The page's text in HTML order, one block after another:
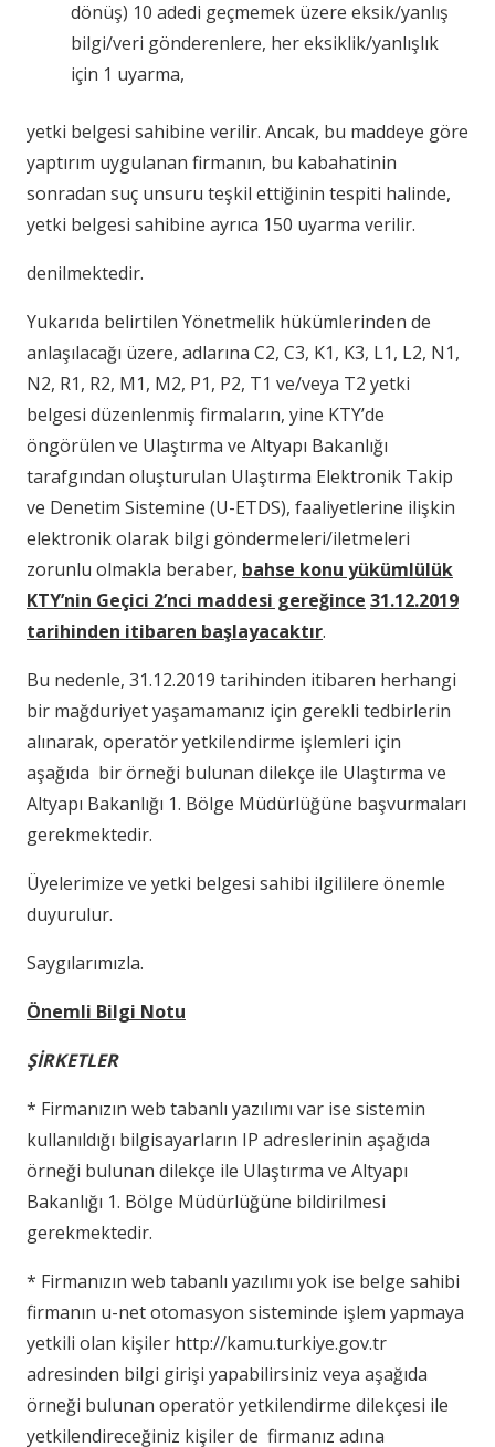
dönüş) 10 adedi geçmemek üzere eksik/yanlış
bilgi/veri gönderenlere, her eksiklik/yanlışlık
için 1 uyarma,
yetki belgesi sahibine verilir. Ancak, bu maddeye göre
yaptırım uygulanan firmanın, bu kabahatinin
sonradan suç unsuru teşkil ettiğinin tespiti halinde,
yetki belgesi sahibine ayrıca 150 uyarma verilir.
denilmektedir.
Yukarıda belirtilen Yönetmelik hükümlerinden de
anlaşılacağı üzere, adlarına C2, C3, K1, K3, L1, L2, N1,
N2, R1, R2, M1, M2, P1, P2, T1 ve/veya T2 yetki
belgesi düzenlenmiş firmaların, yine KTY’de
öngörülen ve Ulaştırma ve Altyapı Bakanlığı
tarafgından oluşturulan Ulaştırma Elektronik Takip
ve Denetim Sistemine (U-ETDS), faaliyetlerine ilişkin
elektronik olarak bilgi göndermeleri/iletmeleri
zorunlu olmakla beraber, bahse konu yükümlülük
KTY’nin Geçici 2’nci maddesi gereğince 31.12.2019
tarihinden itibaren başlayacaktır.
Bu nedenle, 31.12.2019 tarihinden itibaren herhangi
bir mağduriyet yaşamamanız için gerekli tedbirlerin
alınarak, operatör yetkilendirme işlemleri için
aşağıda bir örneği bulunan dilekçe ile Ulaştırma ve
Altyapı Bakanlığı 1. Bölge Müdürlüğüne başvurmaları
gerekmektedir.
Üyelerimize ve yetki belgesi sahibi ilgililere önemle
duyurulur.
Saygılarımızla.
Önemli Bilgi Notu
ŞİRKETLER
* Firmanızın web tabanlı yazılımı var ise sistemin
kullanıldığı bilgisayarların IP adreslerinin aşağıda
örneği bulunan dilekçe ile Ulaştırma ve Altyapı
Bakanlığı 1. Bölge Müdürlüğüne bildirilmesi
gerekmektedir.
* Firmanızın web tabanlı yazılımı yok ise belge sahibi
firmanın u-net otomasyon sisteminde işlem yapmaya
yetkili olan kişiler http://kamu.turkiye.gov.tr
adresinden bilgi girişi yapabilirsiniz veya aşağıda
örneği bulunan operatör yetkilendirme dilekçesi ile
yetkilendireceğiniz kişiler de firmanız adına